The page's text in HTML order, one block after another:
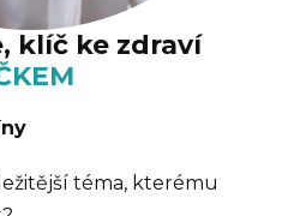
klíč ke zdraví
téma, kterému